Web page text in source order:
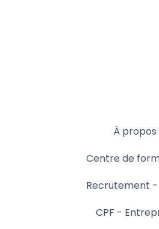
À propos
Centre de
Recrutement -
CPF -